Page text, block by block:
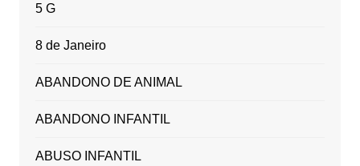
5 G
8 de Janeiro
ABANDONO DE ANIMAL
ABANDONO INFANTIL
ABUSO INFANTIL